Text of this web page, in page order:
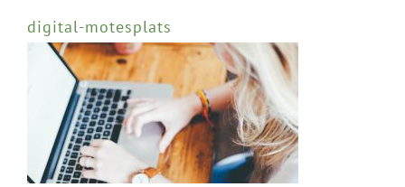
digital-motesplats